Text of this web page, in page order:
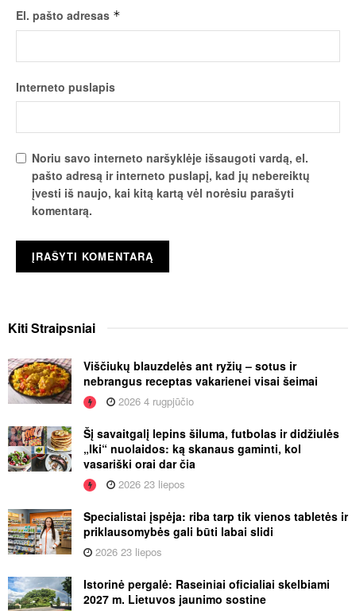
El. pašto adresas *
Interneto puslapis
Noriu savo interneto naršyklėje išsaugoti vardą, el.
pašto adresą ir interneto puslapį, kad jų nebereiktų
įvesti iš naujo, kai kitą kartą vėl norėsiu parašyti
komentarą.
KitiStraipsniai
Viščiukų blauzdelės ant ryžių – sotus ir
nebrangus receptas vakarienei visai šeimai
2026 4 rugpjūčio
Šį savaitgalį lepins šiluma, futbolas ir didžiulės
„Iki“ nuolaidos: ką skanaus gaminti, kol
vasariški orai dar čia
2026 23 liepos
Specialistai įspėja: riba tarp tik vienos tabletės ir
priklausomybės gali būti labai slidi
2026 23 liepos
Istorinė pergalė: Raseiniai oficialiai skelbiami
2027 m. Lietuvos jaunimo sostine